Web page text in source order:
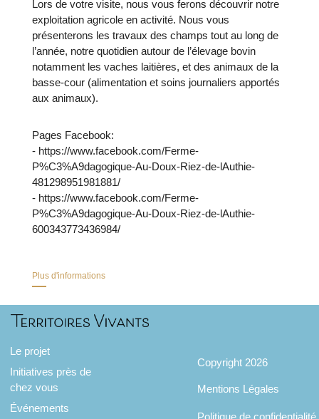
Lors de votre visite, nous vous ferons découvrir notre
exploitation agricole en activité. Nous vous
présenterons les travaux des champs tout au long de
l’année, notre quotidien autour de l’élevage bovin
notamment les vaches laitières, et des animaux de la
basse-cour (alimentation et soins journaliers apportés
aux animaux).
Pages Facebook:
- https://www.facebook.com/Ferme-
P%C3%A9dagogique-Au-Doux-Riez-de-lAuthie-
481298951981881/
- https://www.facebook.com/Ferme-
P%C3%A9dagogique-Au-Doux-Riez-de-lAuthie-
600343773436984/
Plus d'informations
Le projet
Initiatives près de
chez vous
Événements
Copyright 2026
Mentions Légales
Politique de confidentialité